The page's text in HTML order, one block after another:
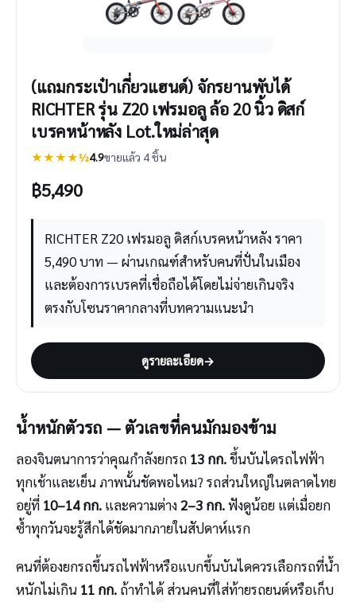
(แถมกระเป๋าเกี่ยวแฮนด์) จักรยานพับได้
RICHTER รุ่น Z20 เฟรมอลู ล้อ 20 นิ้ว ดิสก์
เบรคหน้าหลัง Lot.ใหม่ล่าสุด
★★★★½4.9ขายแล้ว 4 ชิ้น
฿5,490
RICHTER Z20 เฟรมอลู ดิสก์เบรคหน้าหลัง ราคา
5,490 บาท — ผ่านเกณฑ์สำหรับคนที่ปั่นในเมือง
และต้องการเบรคที่เชื่อถือได้โดยไม่จ่ายเกินจริง
ตรงกับโซนราคากลางที่บทความแนะนำ
ดูรายละเอียด→
น้ำหนักตัวรถ — ตัวเลขที่คนมักมองข้าม
ลองจินตนาการว่าคุณกำลังยกรถ 13 กก.ขึ้นบันไดรถไฟฟ้า
ทุกเช้าและเย็น ภาพนั้นชัดพอไหม? รถส่วนใหญ่ในตลาดไทย
อยู่ที่ 10–14 กก. และความต่าง2–3 กก.ฟังดูน้อย แต่เมื่อยก
ซ้ำทุกวันจะรู้สึกได้ชัดมากภายในสัปดาห์แรก
คนที่ต้องยกรถขึ้นรถไฟฟ้าหรือแบกขึ้นบันไดควรเลือกรถที่น้ำ
หนักไม่เกิน 11 กก. ถ้าทำได้ ส่วนคนที่ใส่ท้ายรถยนต์หรือเก็บ